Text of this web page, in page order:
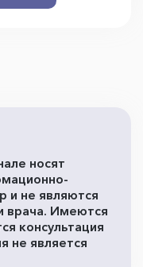
носят
и не являются
врача. Имеются
консультация
не является